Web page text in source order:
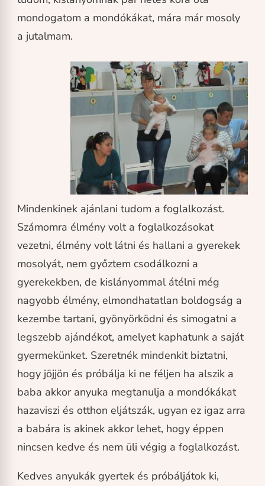
mondogatom a mondókákat, mára már mosoly
a jutalmam.
Mindenkinek ajánlani tudom a foglalkozást.
Számomra élmény volt a foglalkozásokat
vezetni, élmény volt látni és hallani a gyerekek
mosolyát, nem győztem csodálkozni a
gyerekekben, de kislányommal átélni még
nagyobb élmény, elmondhatatlan boldogság a
kezembe tartani, gyönyörködni és simogatni a
legszebb ajándékot, amelyet kaphatunk a saját
gyermekünket. Szeretnék mindenkit biztatni,
hogy jöjjön és próbálja ki ne féljen ha alszik a
baba akkor anyuka megtanulja a mondókákat
hazaviszi és otthon eljátszák, ugyan ez igaz arra
a babára is akinek akkor lehet, hogy éppen
nincsen kedve és nem üli végig a foglalkozást.
Kedves anyukák gyertek és próbáljátok ki,